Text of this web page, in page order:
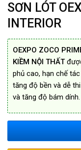
SƠN LÓT
INTERIOR
OEXPO ZOCO
KIỀM NỘI THẤT
phủ cao, hạn chế
tăng độ bền và dễ
và tăng độ bám